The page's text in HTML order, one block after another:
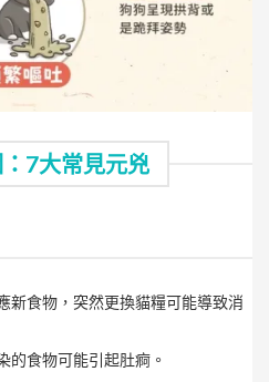
7大常見元兇
新食物，突然更換貓糧可能導致消
的食物可能引起肚痾。